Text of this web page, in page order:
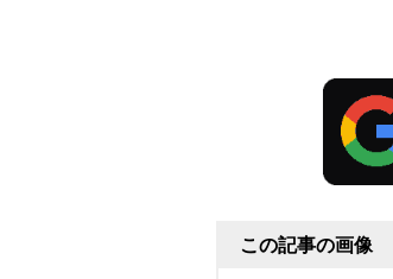
この記事の画像